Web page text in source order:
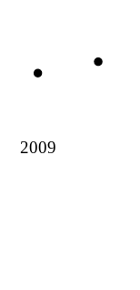
2009